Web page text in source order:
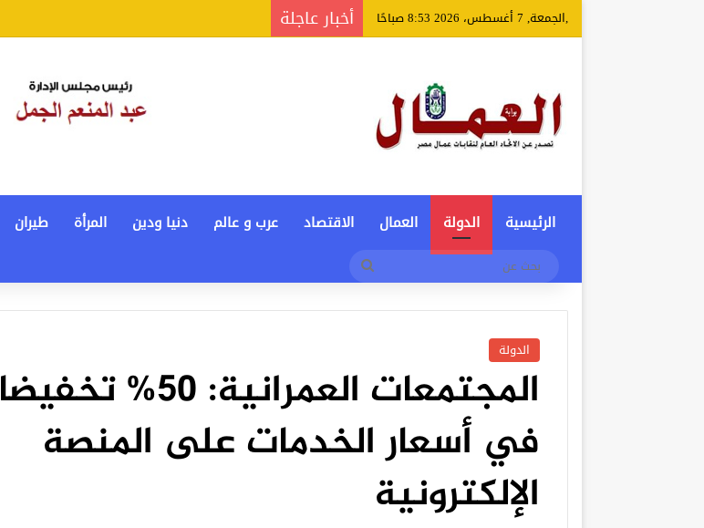
,الجمعة, 7 أغسطس، 2026 8:53 صباحًا أخبار عاجلة
الرئيسية الدولة العمال الاقتصاد عرب و عالم دنيا ودين المرأة طيران
الدولة
المجتمعات العمرانية: 50% تخفيضا
في أسعار الخدمات على المنصة
الإلكترونية